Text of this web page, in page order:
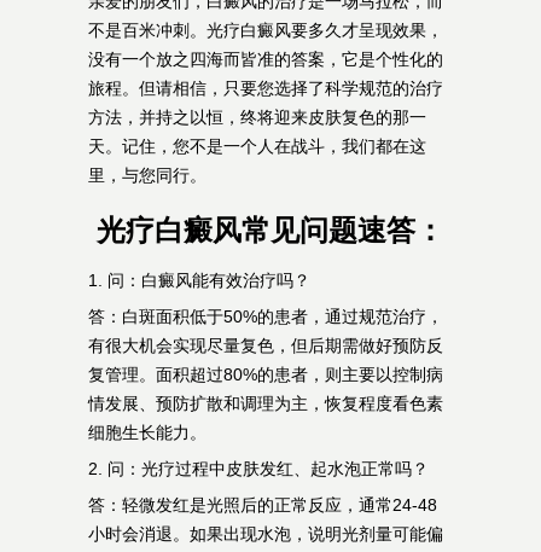
不是百米冲刺。光疗白癜风要多久才呈现效果，
没有一个放之四海而皆准的答案，它是个性化的
旅程。但请相信，只要您选择了科学规范的治疗
方法，并持之以恒，终将迎来皮肤复色的那一
天。记住，您不是一个人在战斗，我们都在这
里，与您同行。
光疗白癜风常见问题速答：
1. 问：白癜风能有效治疗吗？
答：白斑面积低于50%的患者，通过规范治疗，
有很大机会实现尽量复色，但后期需做好预防反
复管理。面积超过80%的患者，则主要以控制病
情发展、预防扩散和调理为主，恢复程度看色素
细胞生长能力。
2. 问：光疗过程中皮肤发红、起水泡正常吗？
答：轻微发红是光照后的正常反应，通常24-48
小时会消退。如果出现水泡，说明光剂量可能偏